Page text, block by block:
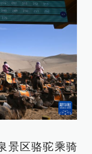
景区骆驼乘骑